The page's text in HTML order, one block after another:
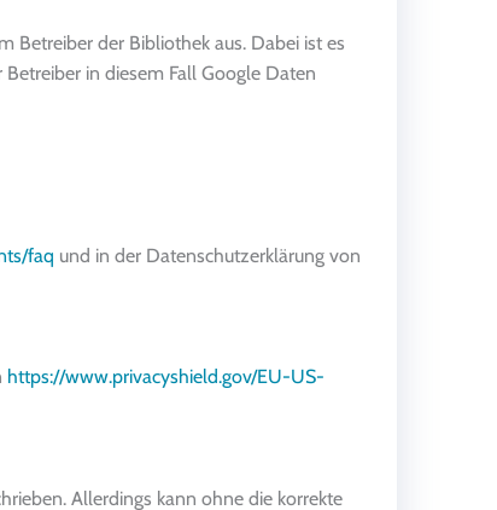
Betreiber der Bibliothek aus. Dabei ist es
in diesem Fall Google Daten
faq und in der Datenschutzerklärung von
https://www.privacyshield.gov/EU-US-
Allerdings kann ohne die korrekte